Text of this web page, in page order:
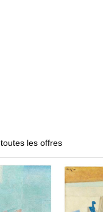
toutes les offres